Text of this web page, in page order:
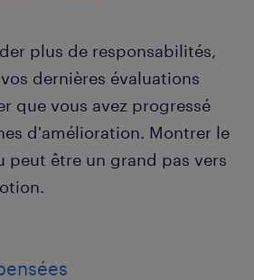
plus de responsabilités,
dernières évaluations
que vous avez progressé
d'amélioration. Montrer le
peut être un grand pas vers